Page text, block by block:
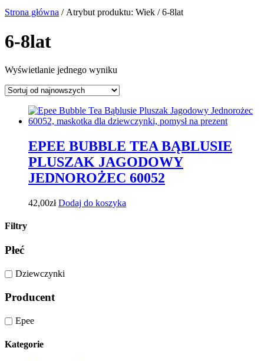
Strona główna / Atrybut produktu: Wiek / 6-8lat
6-8lat
Wyświetlanie jednego wyniku
EPEE BUBBLE TEA BĄBLUSIE
PLUSZAK JAGODOWY
JEDNOROŻEC 60052
42,00zł Dodaj do koszyka
Filtry
Płeć
Dziewczynki
Producent
Epee
Kategorie